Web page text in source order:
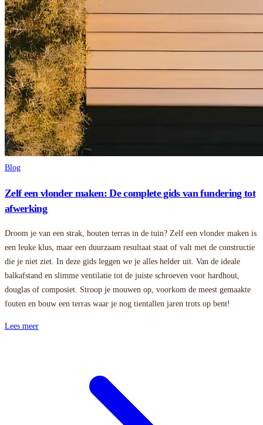
Blog
Zelf een vlonder maken: De complete gids van fundering tot
afwerking
Droom je van een strak, houten terras in de tuin? Zelf een vlonder maken is
een leuke klus, maar een duurzaam resultaat staat of valt met de constructie
die je niet ziet. In deze gids leggen we je alles helder uit. Van de ideale
balkafstand en slimme ventilatie tot de juiste schroeven voor hardhout,
douglas of composiet. Stroop je mouwen op, voorkom de meest gemaakte
fouten en bouw een terras waar je nog tientallen jaren trots op bent!
Lees meer